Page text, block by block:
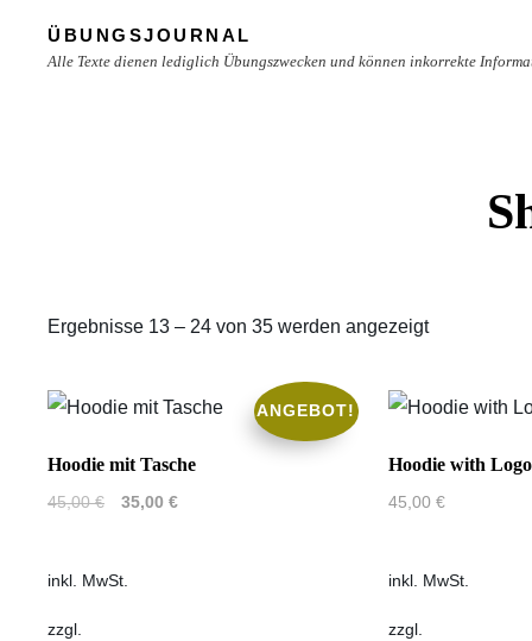
ÜBUNGSJOURNAL
Alle Texte dienen lediglich Übungszwecken und können inkorrekte
Ergebnisse 13 – 24 von 35 werden angezeigt
ANGEBOT!
Hoodie mit Tasche
45,00€
Ursprünglicher
war:
35,00 €Aktueller
inkl. MwSt.
zzgl.
Hoodie with Logo
45,00 €
inkl. MwSt.
zzgl.